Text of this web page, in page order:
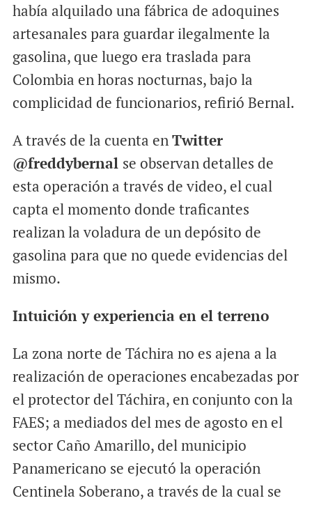
había alquilado una fábrica de adoquines
artesanales para guardar ilegalmente la
gasolina, que luego era traslada para
Colombia en horas nocturnas, bajo la
complicidad de funcionarios, refirió Bernal.
A través de la cuenta enTwitter
@freddybernal se observan detalles de
esta operación a través de video, el cual
capta el momento donde traficantes
realizan la voladura de un depósito de
gasolina para que no quede evidencias del
mismo.
Intuición y experiencia en el terreno
La zona norte de Táchira no es ajena a la
realización de operaciones encabezadas por
el protector del Táchira, en conjunto con la
FAES; a mediados del mes de agosto en el
sector Caño Amarillo, del municipio
Panamericano se ejecutó la operación
Centinela Soberano, a través de la cual se